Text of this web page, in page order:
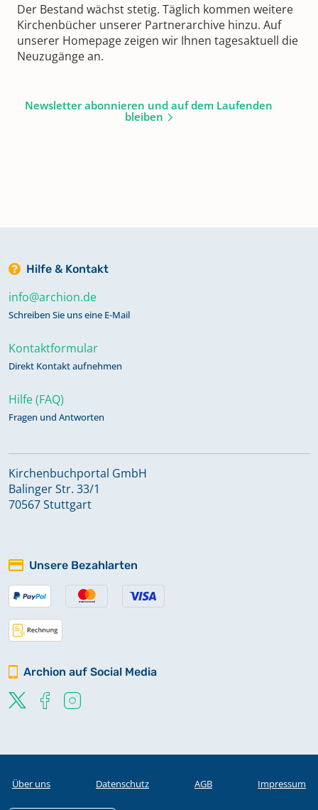
Der Bestand wächst stetig. Täglich kommen weitere
Kirchenbücher unserer Partnerarchive hinzu. Auf
unserer Homepage zeigen wir Ihnen tagesaktuell die
Neuzugänge an.
Newsletter abonnieren und auf dem Laufenden
bleiben
Hilfe & Kontakt
info@archion.de
Schreiben Sie uns eine E-Mail
Kontaktformular
Direkt Kontakt aufnehmen
Hilfe (FAQ)
Fragen und Antworten
Kirchenbuchportal GmbH
Balinger Str. 33/1
70567 Stuttgart
Unsere Bezahlarten
Archion auf Social Media
Über uns Datenschutz AGB Impressum